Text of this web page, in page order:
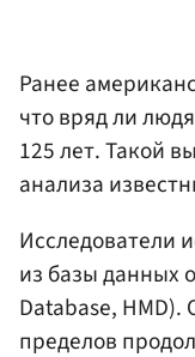
Ранее
что вряд ли
125 лет. Такой
анализа
Исследователи
из базы данных
Database,
пределов